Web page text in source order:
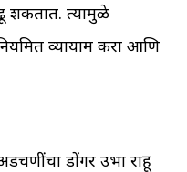
शकतात. त्यामुळे
व्यायाम करा आणि
डोंगर उभा राहू